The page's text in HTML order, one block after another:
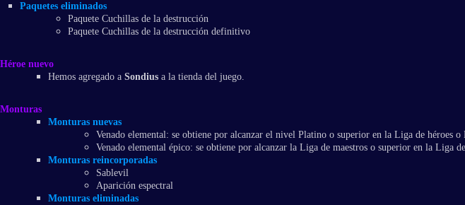
Paquetes eliminados
Paquete Cuchillas de la destrucción
Paquete Cuchillas de la destrucción definitivo
Héroe nuevo
Hemos agregado a Sondius a la tienda del juego.
Monturas
Monturas nuevas
Venado elemental: se obtiene por alcanzar el nivel Platino o superior en la Liga de héroes
Venado elemental épico: se obtiene por alcanzar la Liga de maestros o superior en la Liga
Monturas reincorporadas
Sablevil
Aparición espectral
Monturas eliminadas